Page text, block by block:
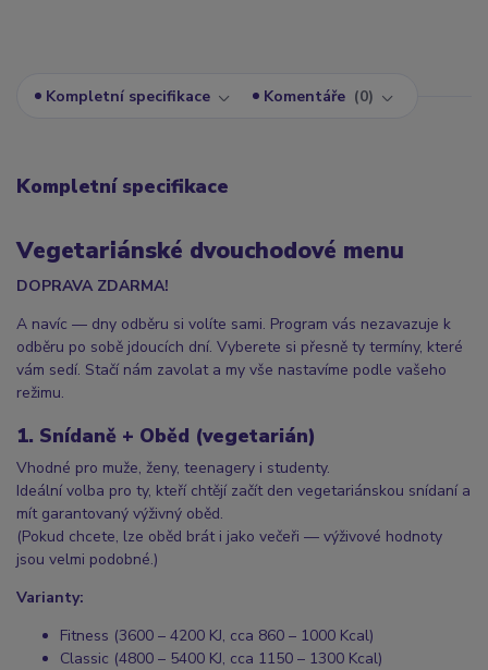
Kompletní specifikace Komentáře 0
Kompletní specifikace
Vegetariánské dvouchodové menu
DOPRAVA ZDARMA!
A navíc — dny odběru si volíte sami. Program vás nezavazuje k
odběru po sobě jdoucích dní. Vyberete si přesně ty termíny, které
vám sedí. Stačí nám zavolat a my vše nastavíme podle vašeho
režimu.
1. Snídaně + Oběd (vegetarián)
Vhodné pro muže, ženy, teenagery i studenty.
Ideální volba pro ty, kteří chtějí začít den vegetariánskou snídaní a
mít garantovaný výživný oběd.
(Pokud chcete, lze oběd brát i jako večeři — výživové hodnoty
jsou velmi podobné.)
Varianty:
Fitness (3600 – 4200 KJ, cca 860 – 1000 Kcal)
Classic (4800 – 5400 KJ, cca 1150 – 1300 Kcal)